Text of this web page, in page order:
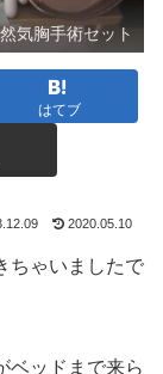
気胸手術セット
はてブ
2020.05.10
ちゃいましたで
ベッドまで来ら